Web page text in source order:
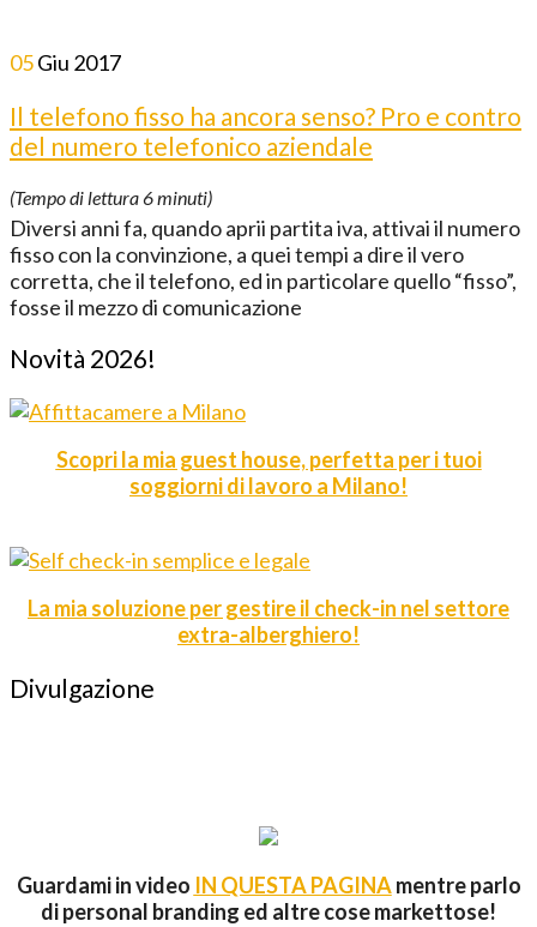
05Giu 2017
Il telefono fisso ha ancora senso? Pro e contro
del numero telefonico aziendale
(Tempo di lettura6minuti)
Diversi anni fa, quando aprii partita iva, attivai il numero
fisso con la convinzione, a quei tempi a dire il vero
corretta, che il telefono, ed in particolare quello “fisso”,
fosse il mezzo di comunicazione
Novità 2026!
Scopri la mia guest house, perfetta per i tuoi
soggiorni di lavoro a Milano!
La mia soluzione per gestire il check-in nel settore
extra-alberghiero!
Divulgazione
Guardami in video IN QUESTA PAGINAmentre parlo
di personal branding ed altre cose markettose!